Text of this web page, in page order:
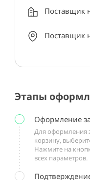
Поставщик
Поставщик
Этапы
Оформление
Для оформления
корзину,
Нажмите на
всех параметров.